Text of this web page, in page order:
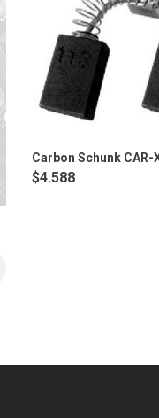
Carbon Schunk CAR-
$4.588